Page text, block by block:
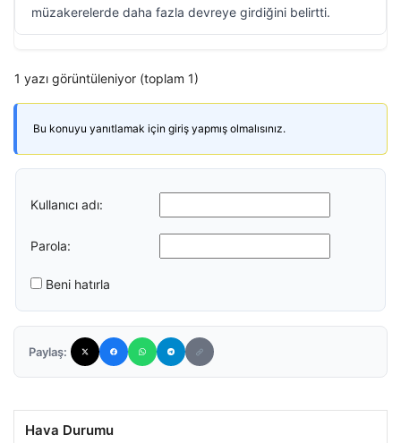
müzakerelerde daha fazla devreye girdiğini belirtti.
1 yazı görüntüleniyor (toplam 1)
Bu konuyu yanıtlamak için giriş yapmış olmalısınız.
Kullanıcı adı:
Parola:
Beni hatırla
Paylaş:
Hava Durumu